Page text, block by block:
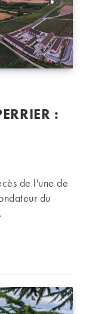
:
de l'une de
du
: décès de Bernard de